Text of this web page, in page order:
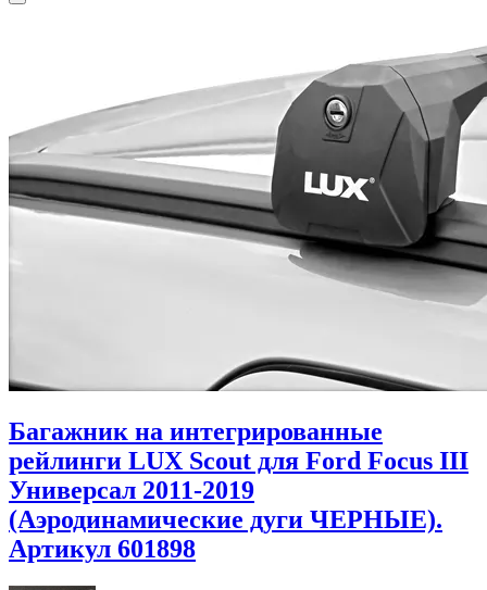
Багажник на интегрированные
рейлинги LUX Scout для Ford Focus III
Универсал 2011-2019
(Аэродинамические дуги ЧЕРНЫЕ).
Артикул 601898